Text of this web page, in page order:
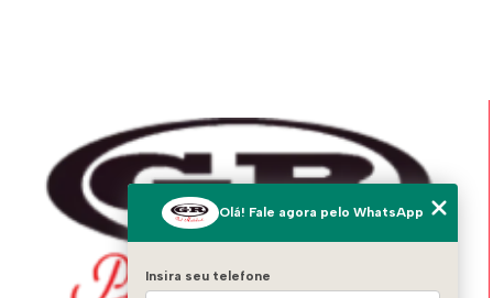
Olá! Fale agora pelo WhatsApp
Insira seu telefone